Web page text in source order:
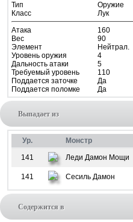
Тип
Оружие
Класс
Лук
Атака
160
Вес
90
Элемент
Нейтрал.
Уровень оружия
4
Дальность атаки
5
Требуемый уровень
110
Поддается заточке
Да
Поддается поломке
Да
Выпадает из
Ур. Монстр
141
Леди Дамон Мощи
141 Сесиль Дамон
Содержится в